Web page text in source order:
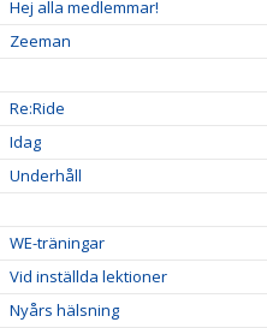
Hej alla medlemmar!
Zeeman
Re:Ride
Idag
Underhåll
WE-träningar
Vid inställda lektioner
Nyårs hälsning